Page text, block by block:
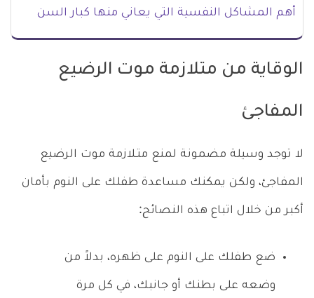
أهم المشاكل النفسية التي يعاني منها كبار السن
الوقاية من متلازمة موت الرضيع
المفاجئ
لا توجد وسيلة مضمونة لمنع متـلازمة موت الرضيع
المفاجئ، ولكن يمكنك مساعدة طفلك على النوم بأمان
أكبر من خلال اتباع هذه النصائح:
ضع طفلك على النوم على ظهره، بدلاً من
وضعه على بطنك أو جانبك، في كل مرة